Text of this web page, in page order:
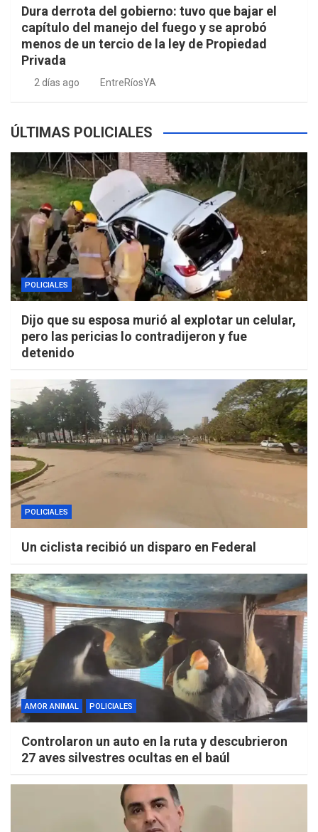
Dura derrota del gobierno: tuvo que bajar el
capítulo del manejo del fuego y se aprobó
menos de un tercio de la ley de Propiedad
Privada
2 días ago EntreRíosYA
ÚLTIMAS POLICIALES
POLICIALES
Dijo que su esposa murió al explotar un celular,
pero las pericias lo contradijeron y fue
detenido
POLICIALES
Un ciclista recibió un disparo en Federal
AMOR ANIMAL POLICIALES
Controlaron un auto en la ruta y descubrieron
27 aves silvestres ocultas en el baúl